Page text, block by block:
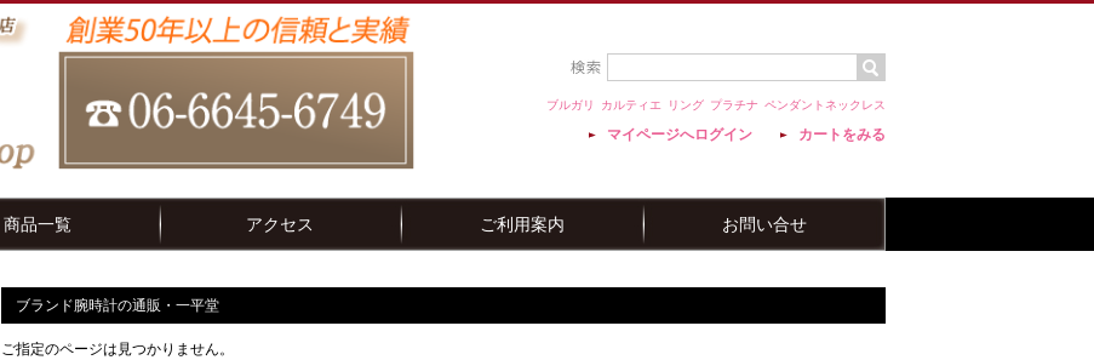
ブルガリ カルティエ リング プラチナ ペンダントネックレス
マイページへログイン カートをみる
商品一覧 アクセス ご利用案内 お問い合せ
ブランド腕時計の通販・一平堂
ご指定のページは見つかりません。